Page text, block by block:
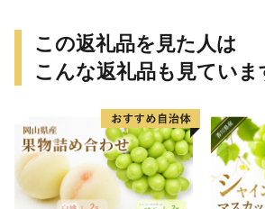
この返礼品を見た人は
こんな返礼品も見ていま